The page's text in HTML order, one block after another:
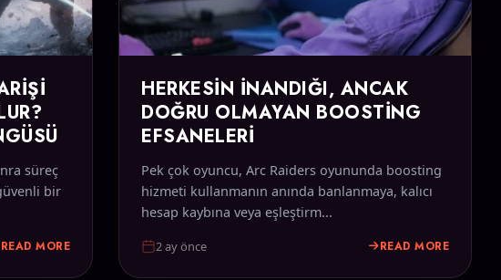
süreç
bir
READ MORE
HERKESIN İNANDIĞI, ANCAK
DOĞRU OLMAYAN BOOSTING
EFSANELERI
Pek çok oyuncu, Arc Raiders oyununda boosting
hizmeti kullanmanın anında banlanmaya, kalıcı
hesap kaybına veya eşleştirm...
2 ay önce READ MORE